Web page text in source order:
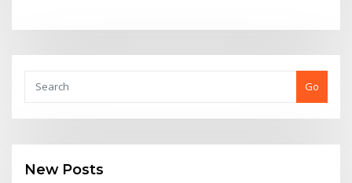
Go
New Posts